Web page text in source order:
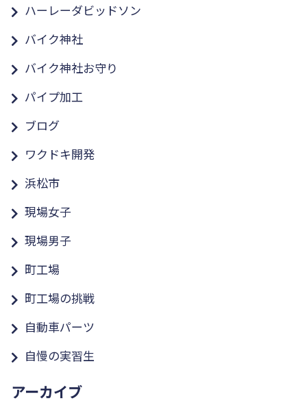
ハーレーダビッドソン
バイク神社
バイク神社お守り
パイプ加工
ブログ
ワクドキ開発
浜松市
現場女子
現場男子
町工場
町工場の挑戦
自動車パーツ
自慢の実習生
アーカイブ